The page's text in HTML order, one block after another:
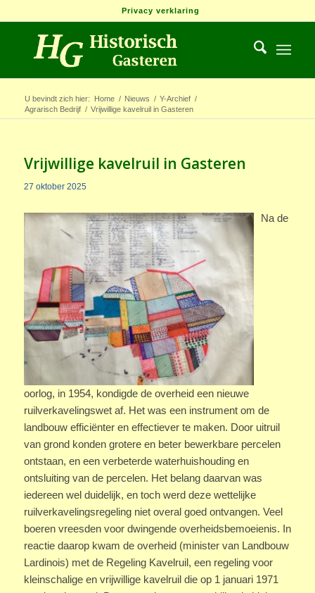
Privacy verklaring
U bevindt zich hier: Home / Nieuws / Y-Archief /
Agrarisch Bedrijf / Vrijwillige kavelruil in Gasteren
Vrijwillige kavelruil in Gasteren
27 oktober 2025
Na de
oorlog, in 1954, kondigde de overheid een nieuwe
ruilverkavelingswet af. Het was een instrument om de
landbouw efficiënter en effectiever te maken. Door uitruil
van grond konden grotere en beter bewerkbare percelen
ontstaan, en een verbeterde waterhuishouding en
ontsluiting van de percelen. Het belang daarvan was
iedereen wel duidelijk, en toch werd deze wettelijke
ruilverkavelingsregeling niet overal goed ontvangen. Veel
boeren vreesden voor dwingende overheidsbemoeienis. In
reactie daarop kwam de overheid (minister van Landbouw
Lardinois) met de Regeling Kavelruil, een regeling voor
kleinschalige en vrijwillige kavelruil die op 1 januari 1971